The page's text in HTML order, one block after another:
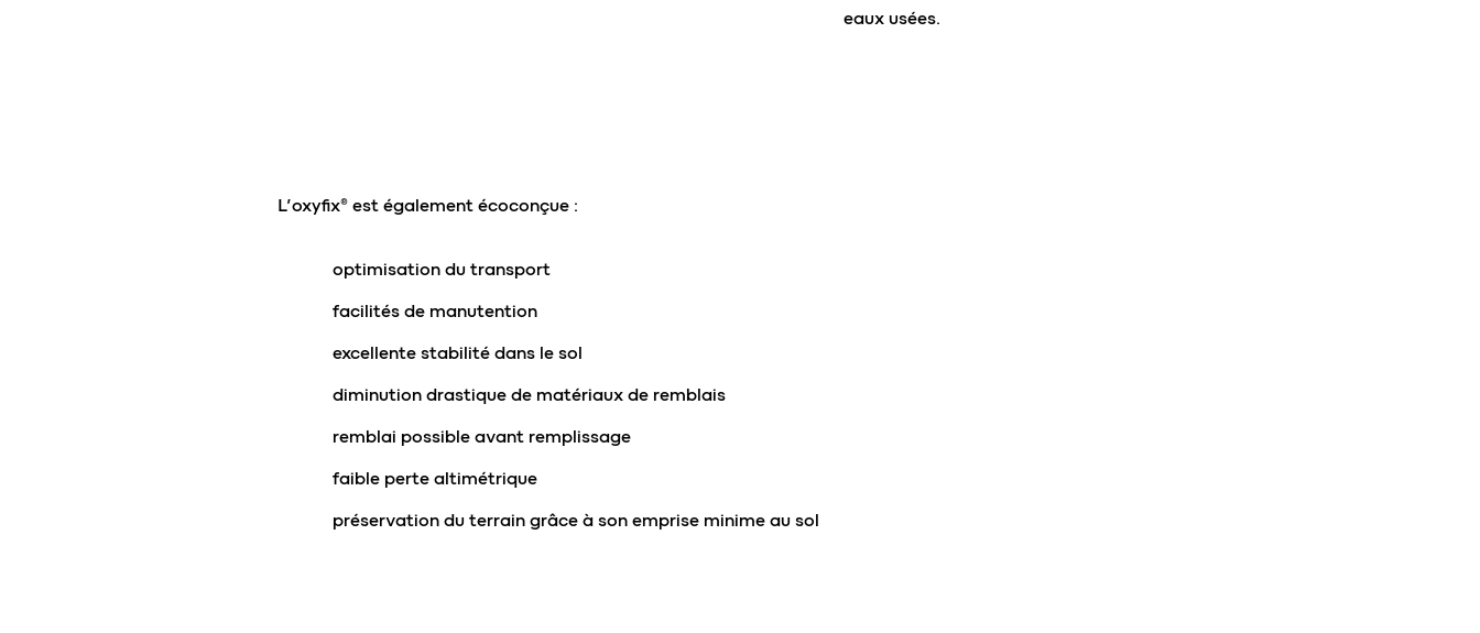
eaux usées.
L’oxyfix® est également écoconçue :
optimisation du transport
facilités de manutention
excellente stabilité dans le sol
diminution drastique de matériaux de remblais
remblai possible avant remplissage
faible perte altimétrique
préservation du terrain grâce à son emprise minime au sol